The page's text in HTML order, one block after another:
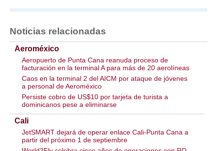
Noticias relacionadas
Aeroméxico
Aeropuerto de Punta Cana reanuda proceso de
facturación en la terminal A para más de 20 aerolíneas
Caos en la terminal 2 del AICM por ataque de jóvenes
a personal de Aeroméxico
Persiste cobro de US$10 por tarjeta de turista a
dominicanos pese a eliminarse
Cali
JetSMART dejará de operar enlace Cali-Punta Cana a
partir del próximo 1 de septiembre